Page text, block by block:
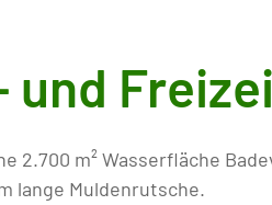
und
2.700 m² Wasserfläche
lange Muldenrutsche.